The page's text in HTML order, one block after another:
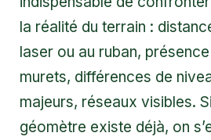
la réalité du terrain :
laser ou au ruban,
murets, différences de
majeurs, réseaux visibles.
géomètre existe déjà, on